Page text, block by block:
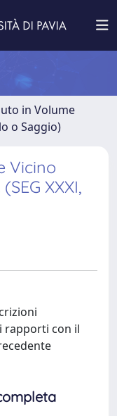
in Volume
o Saggio)
Vicino
XXXI,
rapporti con il